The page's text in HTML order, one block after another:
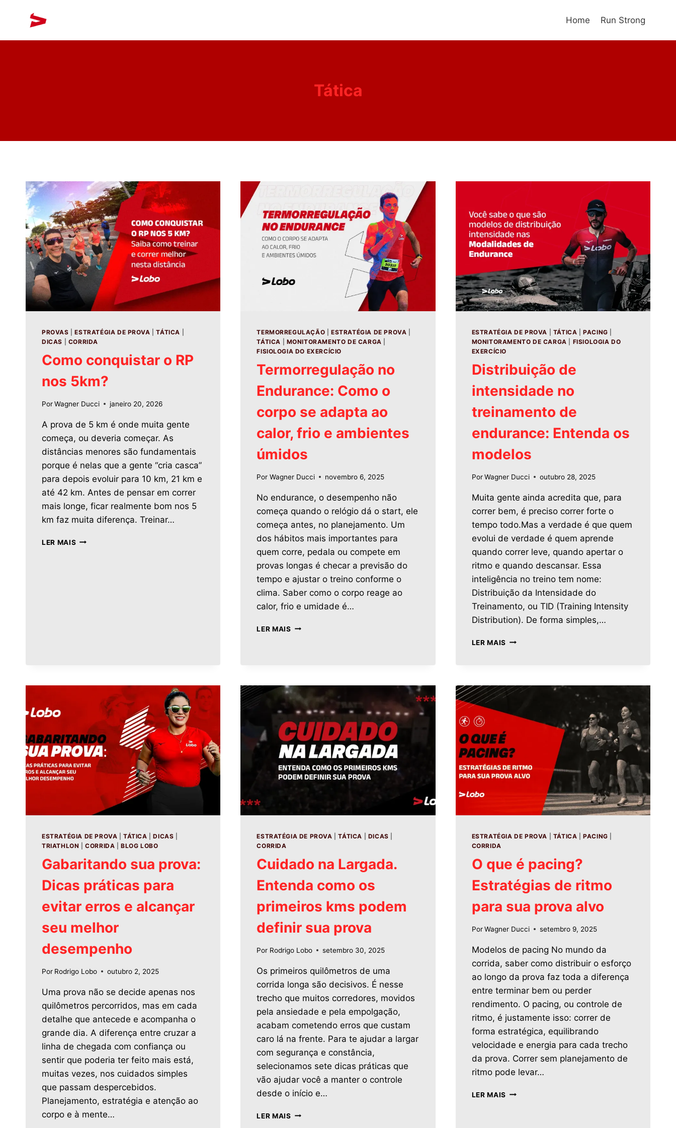
Home Run Strong
Tática
PROVAS |ESTRATÉGIA DE PROVA |TÁTICA
DICAS
CORRIDA
Como conquistar o RP
nos 5km?
PorWagner Ducci janeiro 20, 2026
A prova de 5 km é onde muita gente
começa, ou deveria começar. As
distâncias menores são fundamentais
porque é nelas que a gente “cria casca”
para depois evoluir para 10 km, 21 km e
até 42 km. Antes de pensar em correr
mais longe, ficar realmente bom nos 5
km faz muita diferença. Treinar…
LER MAIS
TERMORREGULAÇÃO |ESTRATÉGIA DE PROVA
TÁTICA
MONITORAMENTO DE CARGA
FISIOLOGIA DO EXERCÍCIO
Termorregulação no
Endurance: Como o
corpo se adapta ao
calor, frio e ambientes
úmidos
Por Wagner Ducci novembro 6, 2025
No endurance, o desempenho não
começa quando o relógio dá o start, ele
começa antes, no planejamento. Um
dos hábitos mais importantes para
quem corre, pedala ou compete em
provas longas é checar a previsão do
tempo e ajustar o treino conforme o
clima. Saber como o corpo reage ao
calor, frio e umidade é…
LER MAIS
ESTRATÉGIA DE PROVA TÁTICA |PACING
MONITORAMENTO DE CARGA
FISIOLOGIA DO
EXERCÍCIO
Distribuição de
intensidade no
treinamento de
endurance: Entenda os
modelos
Por Wagner Ducci outubro 28, 2025
Muita gente ainda acredita que, para
correr bem, é preciso correr forte o
tempo todo.Mas a verdade é que quem
evolui de verdade é quem aprende
quando correr leve, quando apertar o
ritmo e quando descansar. Essa
inteligência no treino tem nome:
Distribuição da Intensidade do
Treinamento, ou TID (Training Intensity
Distribution). De forma simples,…
LER MAIS
ESTRATÉGIA DE PROVA |TÁTICA |DICAS
TRIATHLON |CORRIDA |BLOG LOBO
Gabaritando sua prova:
Dicas práticas para
evitar erros e alcançar
seu melhor
desempenho
Por Rodrigo Lobo outubro 2, 2025
Uma prova não se decide apenas nos
quilômetros percorridos, mas em cada
detalhe que antecede e acompanha o
grande dia. A diferença entre cruzar a
linha de chegada com confiança ou
sentir que poderia ter feito mais está,
muitas vezes, nos cuidados simples
que passam despercebidos.
Planejamento, estratégia e atenção ao
corpo e à mente…
ESTRATÉGIA DE PROVA |TÁTICA DICAS
CORRIDA
Cuidado na Largada.
Entenda como os
primeiros kms podem
definir sua prova
Por Rodrigo Lobo setembro 30, 2025
Os primeiros quilômetros de uma
corrida longa são decisivos. É nesse
trecho que muitos corredores, movidos
pela ansiedade e pela empolgação,
acabam cometendo erros que custam
caro lá na frente. Para te ajudar a largar
com segurança e constância,
selecionamos sete dicas práticas que
vão ajudar você a manter o controle
desde o início e…
LER MAIS
ESTRATÉGIA DE PROVA TÁTICA |PACING
CORRIDA
O que é pacing?
Estratégias de ritmo
para sua prova alvo
Por Wagner Ducci setembro 9, 2025
Modelos de pacing No mundo da
corrida, saber como distribuir o esforço
ao longo da prova faz toda a diferença
entre terminar bem ou perder
rendimento. O pacing, ou controle de
ritmo, é justamente isso: correr de
forma estratégica, equilibrando
velocidade e energia para cada trecho
da prova. Correr sem planejamento de
ritmo pode levar…
LER MAIS